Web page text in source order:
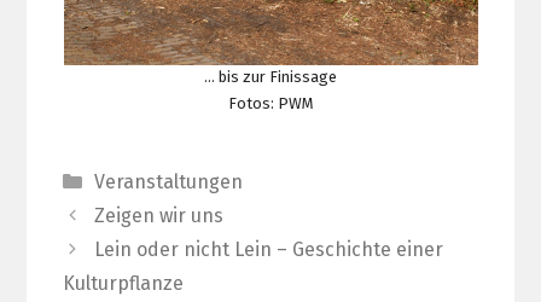
… bis zur Finissage
Fotos: PWM
Kategorien
Veranstaltungen
Zeigen wir uns
Lein oder nicht Lein – Geschichte einer
Kulturpflanze